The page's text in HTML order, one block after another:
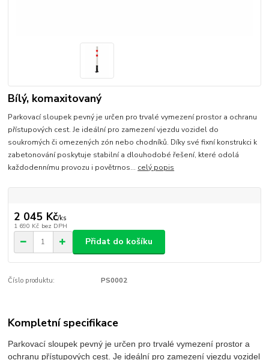
Bílý, komaxitovaný
Parkovací sloupek pevný je určen pro trvalé vymezení prostor a ochranu
přístupových cest. Je ideální pro zamezení vjezdu vozidel do
soukromých či omezených zón nebo chodníků. Díky své fixní konstrukci k
zabetonování poskytuje stabilní a dlouhodobé řešení, které odolá
každodennímu provozu i povětrnos... celý popis
2 045 Kč/ks
1 690 Kč bez DPH
Přidat do košíku
Číslo produktu: PS0002
Kompletní specifikace
Parkovací sloupek pevný je určen pro trvalé vymezení prostor a
ochranu přístupových cest. Je ideální pro zamezení vjezdu vozidel